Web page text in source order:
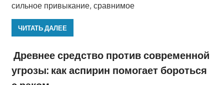
сильное привыкание, сравнимое
ЧИТАТЬ ДАЛЕЕ
Древнее средство против современной
угрозы: как аспирин помогает бороться